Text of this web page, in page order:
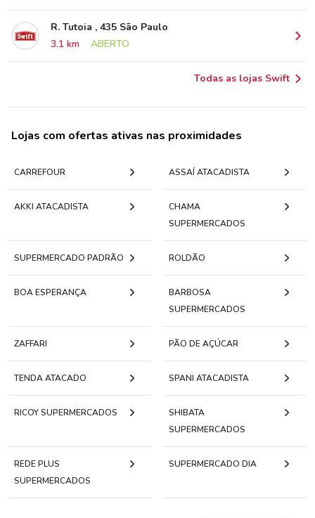
R. Tutoia , 435 São Paulo
3.1 km
ABERTO
Todas as lojas Swift
Lojas com ofertas ativas nas proximidades
CARREFOUR ASSAÍ ATACADISTA
AKKI ATACADISTA
CHAMA
SUPERMERCADOS
SUPERMERCADO PADRÃO ROLDÃO
BOA ESPERANÇA
BARBOSA
SUPERMERCADOS
ZAFFARI PÃO DE AÇÚCAR
TENDA ATACADO SPANI ATACADISTA
RICOY SUPERMERCADOS
SHIBATA
SUPERMERCADOS
REDE PLUS
SUPERMERCADOS
SUPERMERCADO DIA